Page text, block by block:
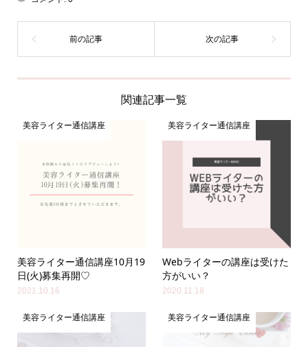
関連記事一覧
美容ライター通信講座
美容ライター通信講座10月19
日(火)募集再開♡
2021.10.16
美容ライター通信講座
Webライターの講座は受けた
方がいい？
2020.11.18
美容ライター通信講座 美容ライター通信講座